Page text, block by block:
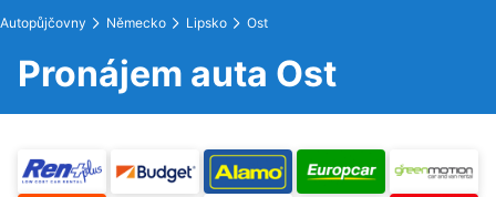
Autopůjčovny Německo Lipsko Ost
Pronájem auta Ost